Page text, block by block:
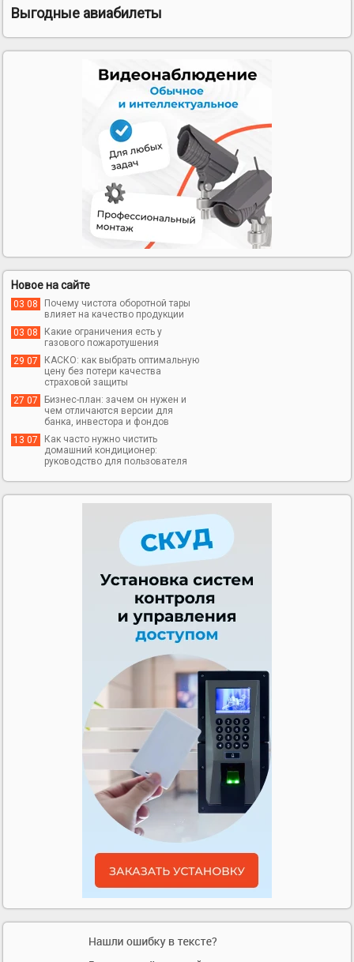
Выгодные авиабилеты
Новое на сайте
03 08
Почему чистота оборотной тары
влияет на качество продукции
03 08
Какие ограничения есть у
газового пожаротушения
29 07
КАСКО: как выбрать оптимальную
цену без потери качества
страховой защиты
27 07
Бизнес-план: зачем он нужен и
чем отличаются версии для
банка, инвестора и фондов
13 07
Как часто нужно чистить
домашний кондиционер:
руководство для пользователя